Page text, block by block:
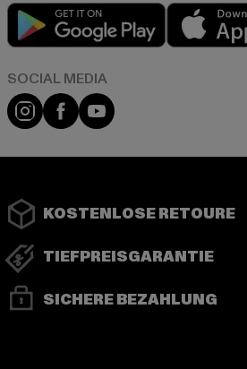
Play market
Instagram
FacebookYouTube
KOSTENLOSE RETOURE
TIEFPREISGARANTIE
SICHERE BEZAHLUNG